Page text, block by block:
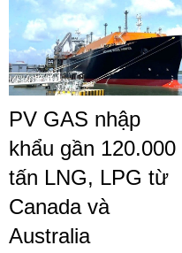
PV GAS nhập
khẩu gần 120.000
tấn LNG, LPG từ
Canada và
Australia